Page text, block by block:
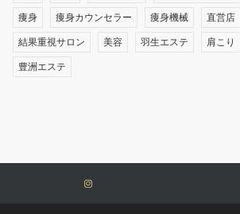
痩身 痩身カウンセラー 痩身機械 直営店
結果重視サロン 美容 羽生エステ 肩こり
豊洲エステ